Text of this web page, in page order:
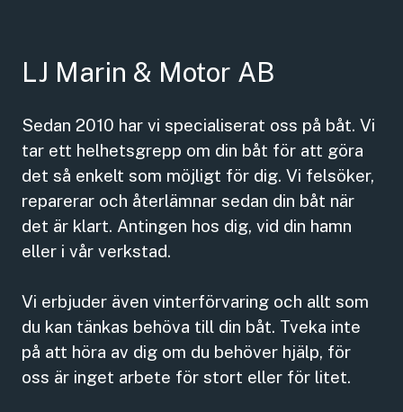
LJ Marin & Motor AB
Sedan 2010 har vi specialiserat oss på båt. Vi
tar ett helhetsgrepp om din båt för att göra
det så enkelt som möjligt för dig. Vi felsöker,
reparerar och återlämnar sedan din båt när
det är klart. Antingen hos dig, vid din hamn
eller i vår verkstad.
Vi erbjuder även vinterförvaring och allt som
du kan tänkas behöva till din båt. Tveka inte
på att höra av dig om du behöver hjälp, för
oss är inget arbete för stort eller för litet.